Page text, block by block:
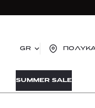
GR
SUMMER SALE